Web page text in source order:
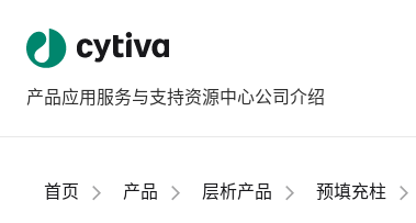
产品应用 服务与支持资源中心公司介绍
首页 产品 层析产品 预填充柱